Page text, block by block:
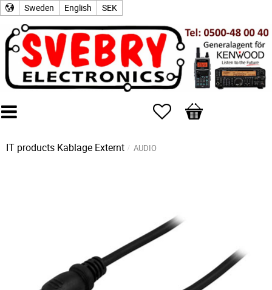
Sweden English SEK
Favorites
Basket
IT products Kablage Externt AUDIO